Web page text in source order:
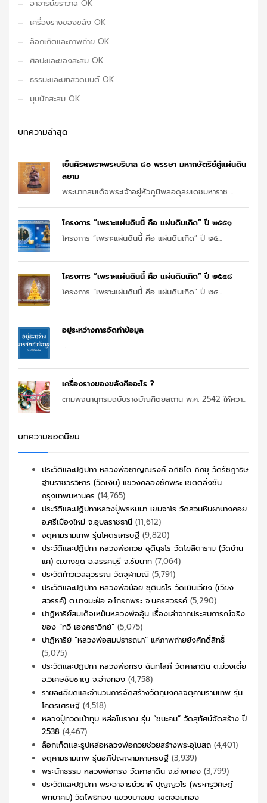
อาจารย์ฆราวาส OK
เครื่องรางของขลัง OK
ล็อกเก็ตและภาพถ่าย OK
ศิลปะและของสะสม OK
ธรรมะและบทสวดมนต์ OK
มุมนักสะสม OK
บทความล่าสุด
เย็นศิระเพราะพระบริบาล ๘๐ พรรษา มหากษัตริย์คู่แผ่นดิน
สยาม
พระบาทสมเด็จพระเจ้าอยู่หัวภูมิพลอดุลยเดชมหาราช ...
โครงการ “เพราะแผ่นดินนี้ คือ แผ่นดินเกิด” ปี ๒๕๕๑
โครงการ “เพราะแผ่นดินนี้ คือ แผ่นดินเกิด” ปี ๒๕...
โครงการ “เพราะแผ่นดินนี้ คือ แผ่นดินเกิด” ปี ๒๕๔๘
โครงการ “เพราะแผ่นดินนี้ คือ แผ่นดินเกิด” ปี ๒๕...
อยู่ระหว่างการจัดทำข้อมูล
...
เครื่องรางของขลังคืออะไร ?
ตามพจนานุกรมฉบับราชบัณฑิตยสถาน พ.ศ. 2542 ให้ควา...
บทความยอดนิยม
ประวัติและปฏิปทา หลวงพ่อชาญณรงค์ อภิชิโต ภิกขุ วัดรัชฎาธิษ
ฐานราชวรวิหาร (วัดเงิน) แขวงคลองชักพระ เขตตลิ่งชัน
กรุงเทพมหานคร (14,765)
ประวัติและปฏิปทาหลวงปู่พรหมมา เขมจาโร วัดสวนหินผานางคอย
อ.ศรีเมืองใหม่ จ.อุบลราชธานี (11,612)
จตุคามรามเทพ รุ่นโคตรเศรษฐี (9,820)
ประวัติและปฏิปทา หลวงพ่อกวย ชุตินฺธโร วัดโฆสิตาราม (วัดบ้าน
แค) ต.บางขุด อ.สรรคบุรี จ.ชัยนาท (7,064)
ประวัติท้าวเวสสุวรรณ วัดจุฬามณี (5,791)
ประวัติและปฏิปทา หลวงพ่อน้อย ชุตินธโร วัดเนินเวียง (เวียง
สวรรค์) ต.บางมะฝ่อ อ.โกรกพระ จ.นครสวรรค์ (5,290)
ปาฏิหาริย์สมเด็จเหม็นหลวงพ่ออุ้น เรื่องเล่าจากประสบการณ์จริง
ของ “ทวี เฮงคราวิทย์” (5,075)
ปาฏิหาริย์ “หลวงพ่อสมปรารถนา” แค่ภาพถ่ายยังศักดิ์สิทธิ์
(5,075)
ประวัติและปฏิปทา หลวงพ่อทรง ฉันทโสภี วัดศาลาดิน ต.ม่วงเตี้ย
อ.วิเศษชัยชาญ จ.อ่างทอง (4,758)
รายละเอียดและจำนวนการจัดสร้างวัตถุมงคลจตุคามรามเทพ รุ่น
โคตรเศรษฐี (4,518)
หลวงปู่ทวดเบ้าทุบ หล่อโบราณ รุ่น “ชนะคน” วัดสุทัศน์จัดสร้าง ปี
2538 (4,467)
ล็อกเก็ตเเละรูปหล่อหลวงพ่อกวยช่วยสร้างพระอุโบสถ (4,401)
จตุคามรามเทพ รุ่นอภิปัญญามหาเศรษฐี (3,939)
พระนักธรรม หลวงพ่อทรง วัดศาลาดิน จ.อ่างทอง (3,799)
ประวัติและปฏิปทา พระอาจารย์วราห์ ปุญญวโร (พระครูวิศิษฏ์
พิทยาคม) วัดโพธิทอง แขวงบางมด เขตจอมทอง